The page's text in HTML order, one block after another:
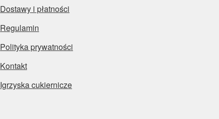
Dostawy i płatności
Regulamin
Polityka prywatności
Kontakt
Igrzyska cukiernicze